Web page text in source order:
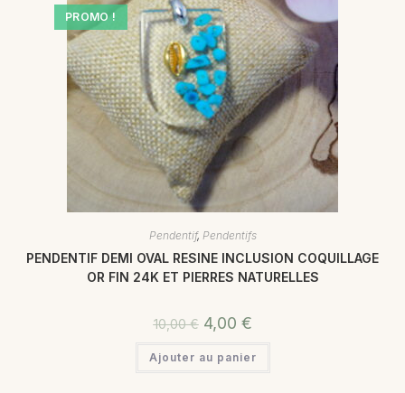
PROMO !
Pendentif, Pendentifs
PENDENTIF DEMI OVAL RESINE INCLUSION COQUILLAGE
OR FIN 24K ET PIERRES NATURELLES
10,00€ 4,00 €
Ajouter au panier